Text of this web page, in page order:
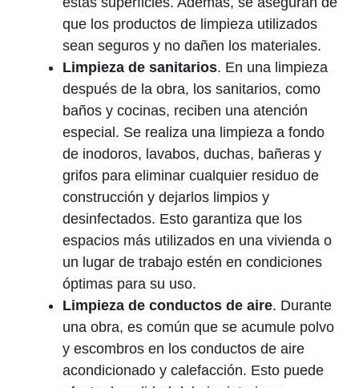
que los productos de limpieza utilizados
sean seguros y no dañen los materiales.
Limpieza de sanitarios. En una limpieza
después de la obra, los sanitarios, como
baños y cocinas, reciben una atención
especial. Se realiza una limpieza a fondo
de inodoros, lavabos, duchas, bañeras y
grifos para eliminar cualquier residuo de
construcción y dejarlos limpios y
desinfectados. Esto garantiza que los
espacios más utilizados en una vivienda o
un lugar de trabajo estén en condiciones
óptimas para su uso.
Limpieza de conductos de aire. Durante
una obra, es común que se acumule polvo
y escombros en los conductos de aire
acondicionado y calefacción. Esto puede